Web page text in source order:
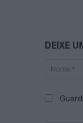
DEIXE